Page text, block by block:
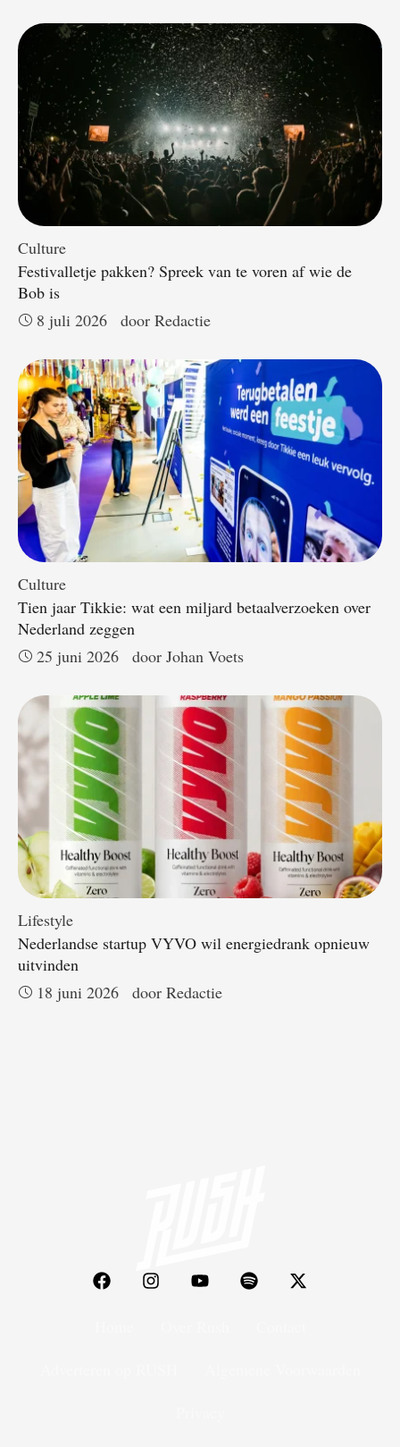
Culture
Festivalletje pakken? Spreek van te voren af wie de
Bob is
8 juli 2026
door Redactie
Culture
Tien jaar Tikkie: wat een miljard betaalverzoeken over
Nederland zeggen
25 juni 2026
door Johan Voets
Lifestyle
Nederlandse startup VYVO wil energiedrank opnieuw
uitvinden
18 juni 2026
door Redactie